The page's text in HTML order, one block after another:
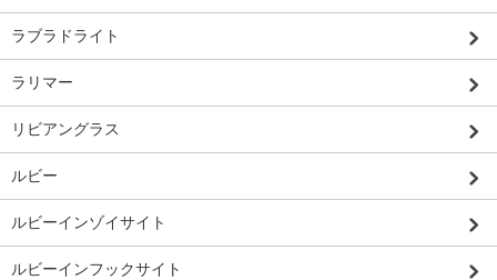
ラブラドライト
ラリマー
リビアングラス
ルビー
ルビーインゾイサイト
ルビーインフックサイト